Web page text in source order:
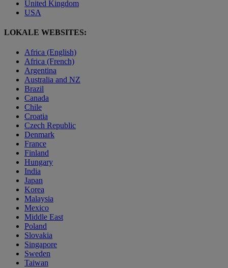
United Kingdom
USA
LOKALE WEBSITES:
Africa (English)
Africa (French)
Argentina
Australia and NZ
Brazil
Canada
Chile
Croatia
Czech Republic
Denmark
France
Finland
Hungary
India
Japan
Korea
Malaysia
Mexico
Middle East
Poland
Slovakia
Singapore
Sweden
Taiwan